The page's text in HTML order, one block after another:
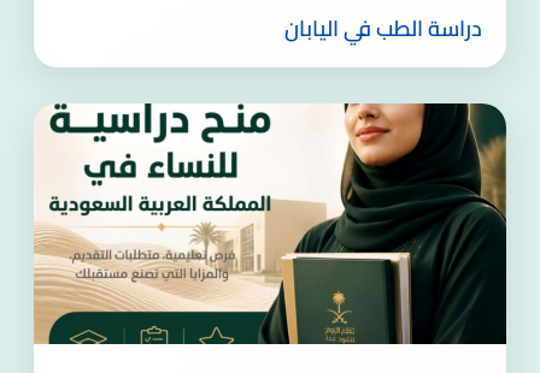
دراسة الطب في اليابان